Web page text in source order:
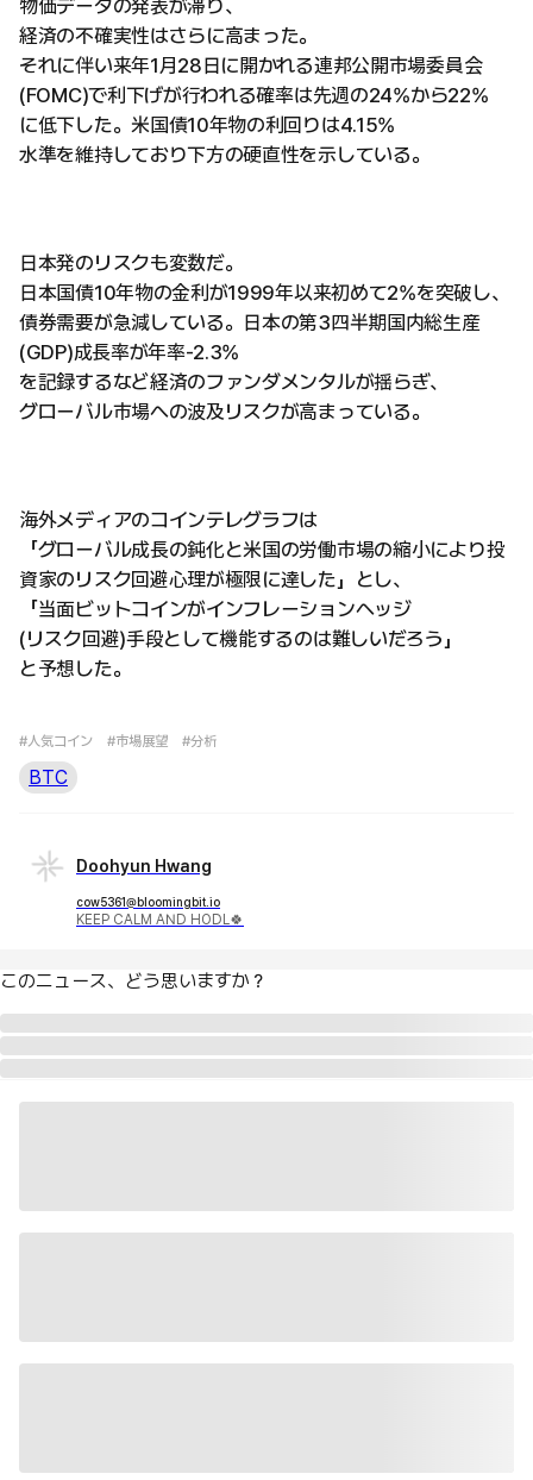
物価データの発表が滞り、
経済の不確実性はさらに高まった。
それに伴い来年1月28日に開かれる連邦公開市場委員会
(FOMC)で利下げが行われる確率は先週の24%から22%
に低下した。米国債10年物の利回りは4.15%
水準を維持しており下方の硬直性を示している。
日本発のリスクも変数だ。
日本国債10年物の金利が1999年以来初めて2%を突破し、
債券需要が急減している。日本の第3四半期国内総生産
(GDP)成長率が年率-2.3%
を記録するなど経済のファンダメンタルが揺らぎ、
グローバル市場への波及リスクが高まっている。
海外メディアのコインテレグラフは
「グローバル成長の鈍化と米国の労働市場の縮小により投
資家のリスク回避心理が極限に達した」とし、
「当面ビットコインがインフレーションヘッジ
(リスク回避)手段として機能するのは難しいだろう」
と予想した。
#人気コイン #市場展望 #分析
BTC
Doohyun Hwang
cow5361@bloomingbit.io
KEEP CALM AND HODL🍀
このニュース、どう思いますか？